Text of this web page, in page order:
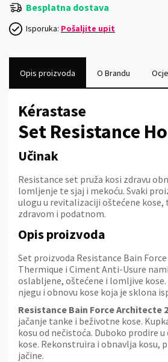
Besplatna dostava
Isporuka: Pošaljite upit
Opis proizvoda O Brandu
Kérastase
Set Resistance
Učinak
Resistance set pruža kosi zdravu
lomljenje te sjaj i mekoću. Svaki
ulogu u revitalizaciji oštećene kose,
zdravom i podatnom.
Opis proizvoda
Set proizvoda Resistance Bain
Thermique i Ciment Anti-Usure
oslabljene, oštećene i lomljive
njegu i obnovu kose koja je sklona
Resistance Bain Force Architecte
jačanje tanke i beživotne kose.
kosu od nečistoća. Duboko prodire
kose. Rekonstruira i obnavlja kosu,
jačine.